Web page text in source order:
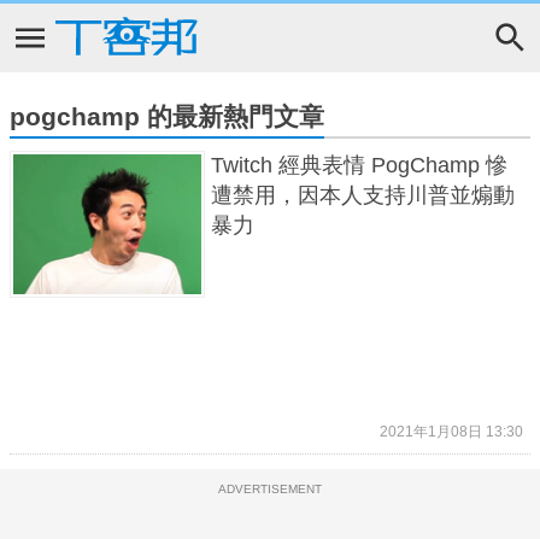
pogchamp 的最新熱門文章
Twitch 經典表情 PogChamp 慘
遭禁用，因本人支持川普並煽動
暴力
2021年1月08日 13:30
ADVERTISEMENT